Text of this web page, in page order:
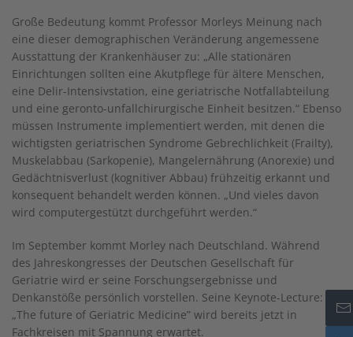
Große Bedeutung kommt Professor Morleys Meinung nach
eine dieser demographischen Veränderung angemessene
Ausstattung der Krankenhäuser zu: „Alle stationären
Einrichtungen sollten eine Akutpflege für ältere Menschen,
eine Delir-Intensivstation, eine geriatrische Notfallabteilung
und eine geronto-unfallchirurgische Einheit besitzen.“ Ebenso
müssen Instrumente implementiert werden, mit denen die
wichtigsten geriatrischen Syndrome Gebrechlichkeit (Frailty),
Muskelabbau (Sarkopenie), Mangelernährung (Anorexie) und
Gedächtnisverlust (kognitiver Abbau) frühzeitig erkannt und
konsequent behandelt werden können. „Und vieles davon
wird computergestützt durchgeführt werden.“
Im September kommt Morley nach Deutschland. Während
des Jahreskongresses der Deutschen Gesellschaft für
Geriatrie wird er seine Forschungsergebnisse und
Denkanstöße persönlich vorstellen. Seine Keynote-Lecture:
„The future of Geriatric Medicine” wird bereits jetzt in
Fachkreisen mit Spannung erwartet.